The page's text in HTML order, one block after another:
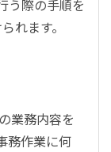
う際の手順を
れます。
業務内容を
務作業に何